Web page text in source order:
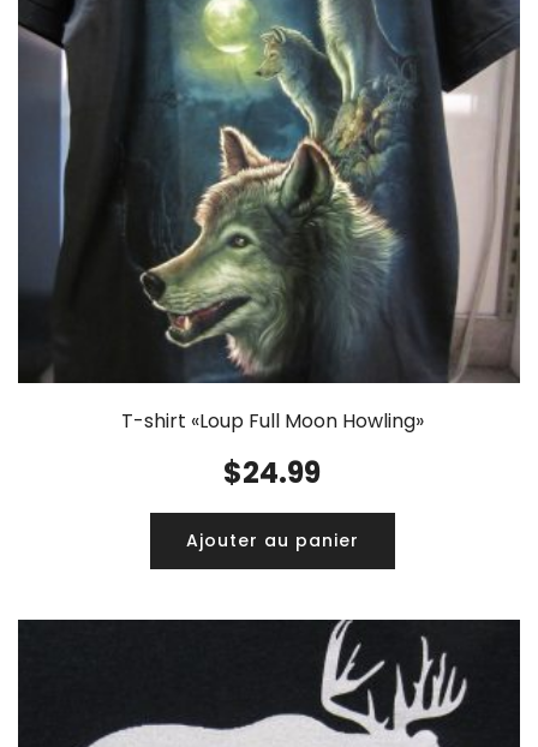
T-shirt «Loup Full Moon Howling»
$24.99
Ajouter au panier